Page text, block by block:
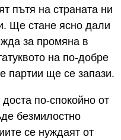
пътя на страната ни
Ще стане ясно дали
за промяна в
на по-добре
партии ще се запази.
по-спокойно от
безмилостно
се нуждаят от